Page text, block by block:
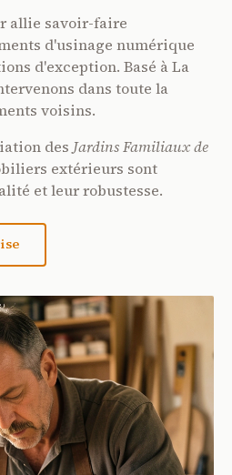
allie savoir-faire
d'usinage numérique
d'exception. Basé à La
dans toute la
voisins.
des Jardins Familiaux de
extérieurs sont
et leur robustesse.